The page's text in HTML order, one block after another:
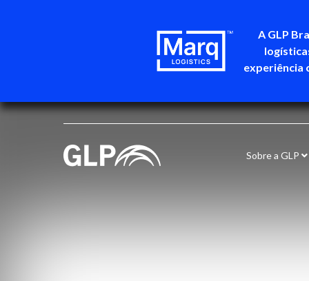
A GLP
experiência
Sobre a GLP